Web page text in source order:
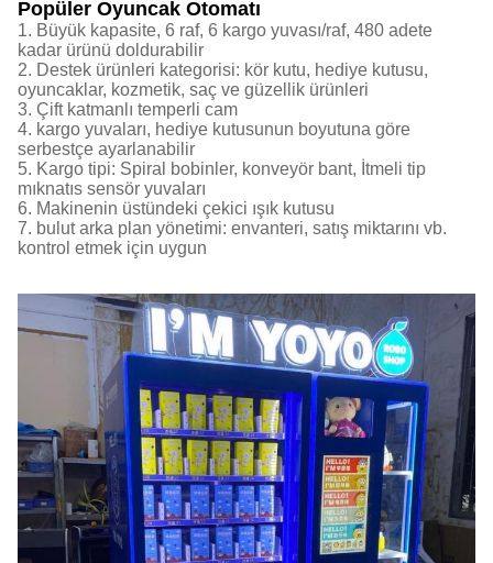
Popüler Oyuncak Otomatı
1. Büyük kapasite, 6 raf, 6 kargo yuvası/raf, 480 adete
kadar ürünü doldurabilir
2. Destek ürünleri kategorisi: kör kutu, hediye kutusu,
oyuncaklar, kozmetik, saç ve güzellik ürünleri
3. Çift katmanlı temperli cam
4. kargo yuvaları, hediye kutusunun boyutuna göre
serbestçe ayarlanabilir
5. Kargo tipi: Spiral bobinler, konveyör bant, İtmeli tip
mıknatıs sensör yuvaları
6. Makinenin üstündeki çekici ışık kutusu
7. bulut arka plan yönetimi: envanteri, satış miktarını vb.
kontrol etmek için uygun